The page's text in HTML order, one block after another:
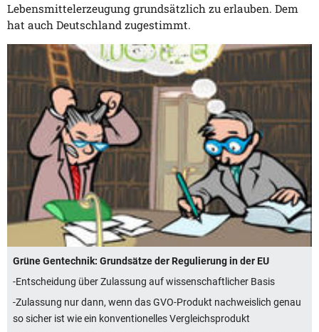
Lebensmittelerzeugung grundsätzlich zu erlauben. Dem
hat auch Deutschland zugestimmt.
Grüne Gentechnik: Grundsätze der Regulierung in der EU
-Entscheidung über Zulassung auf wissenschaftlicher Basis
-Zulassung nur dann, wenn das GVO-Produkt nachweislich genau
so sicher ist wie ein konventionelles Vergleichsprodukt